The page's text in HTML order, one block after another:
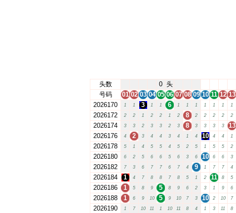
头数 0 头
号码
01 02 03 04 05 06 07 08 09 10 11 12 13
2026170
1 1 3 1 1 6 1 1 1 1 1 1 1
2026172 2 2 1 2 2 1 2 8 2 2 2 2 2
2026174 3 3 2 3 3 2 3 8 3 3 3 3 13
2026176 4 2 3 4 4 3 4 1 4 10 4 4 1
2026178 5 1 4 5 5 4 5 2 5 1 5 5 2
2026180 6 2 5 6 6 5 6 3 6 10 6 6 3
2026182
7 3 6 7 7 6 7 4 9 1 7 7 4
2026184 1 4 7 8 8 7 8 5 1 2 11 8 5
2026186 1 5 8 9 5 8 9 6 2 3 1 9 6
2026188 1 6 9 10 5 9 10 7 3 10 2 10 7
2026190 1 7 10 11 1 10 11 8 4 1 3 11 8